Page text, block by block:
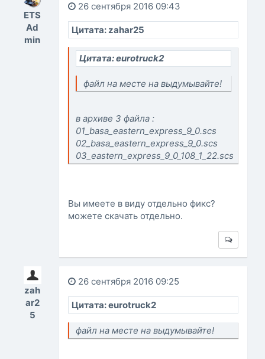
ETS
Ad
min
26 сентября 2016 09:43
Цитата: zahar25
Цитата: eurotruck2
файл на месте на выдумывайте!
в архиве 3 файла :
01_basa_eastern_express_9_0.scs
02_basa_eastern_express_9_0.scs
03_eastern_express_9_0_108_1_22.scs
Вы имеете в виду отдельно фикс?
можете скачать отдельно.
zah
ar2
5
26 сентября 2016 09:25
Цитата: eurotruck2
файл на месте на выдумывайте!